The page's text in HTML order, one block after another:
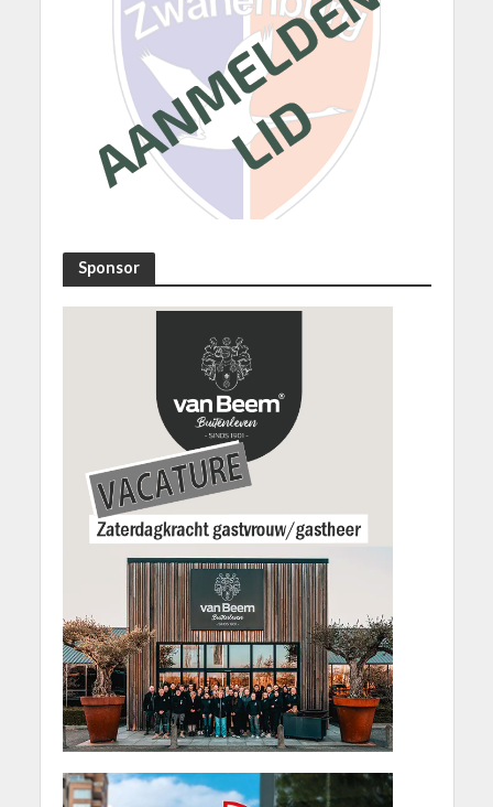
Sponsor